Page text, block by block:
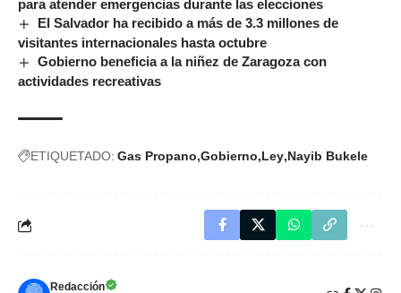
para atender emergencias durante las elecciones
El Salvador ha recibido a más de 3.3 millones de
visitantes internacionales hasta octubre
Gobierno beneficia a la niñez de Zaragoza con
actividades recreativas
ETIQUETADO: Gas Propano Gobierno Ley Nayib Bukele
Redacción